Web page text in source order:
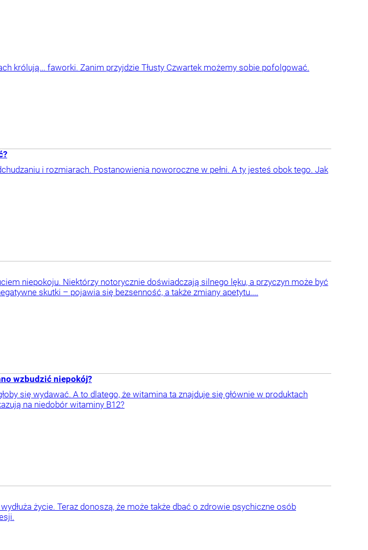
królują... faworki. Zanim przyjdzie Tłusty Czwartek możemy sobie pofolgować.
i rozmiarach. Postanowienia noworoczne w pełni. A ty jesteś obok tego. Jak
niepokoju. Niektórzy notorycznie doświadczają silnego lęku, a przyczyn może być
skutki – pojawia się bezsenność, a także zmiany apetytu....
wzbudzić niepokój?
się wydawać. A to dlatego, że witamina ta znajduje się głównie w produktach
na niedobór witaminy B12?
życie. Teraz donoszą, że może także dbać o zdrowie psychiczne osób